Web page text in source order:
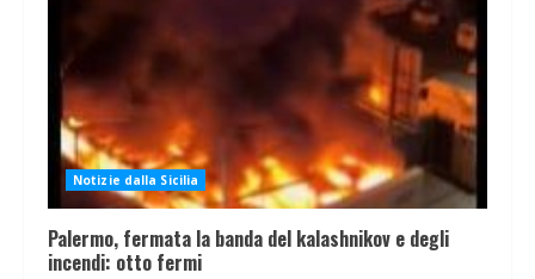
Notizie dalla Sicilia
Palermo, fermata la banda del kalashnikov e degli
incendi: otto fermi